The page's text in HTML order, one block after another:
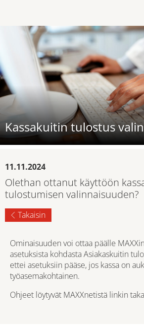
Kassakuitin tulostus
11.11.2024
Olethan ottanut käyttöön
tulostumisen valinnaisuuden?
Takaisin
Ominaisuuden voi ottaa päälle
asetuksista kohdasta Asiakaskuitin
ettei asetuksiin pääse, jos kassa on
työasemakohtainen.
Ohjeet löytyvät MAXXnetistä linkin